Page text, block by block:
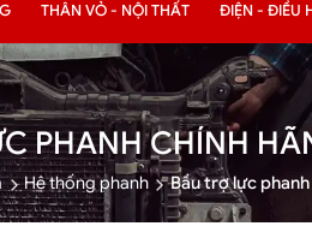
THÂN VỎ - NỘI THẤT ĐIỆN - ĐIỀU
PHANH CHÍNH
Hệ thống phanh Bầu trợ lực phanh